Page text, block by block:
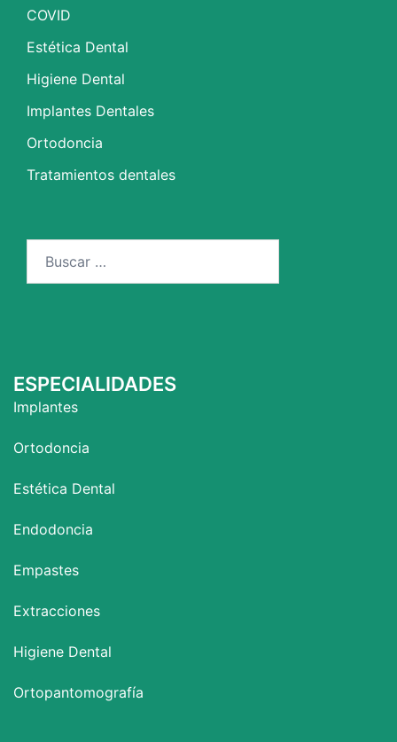
COVID
Estética Dental
Higiene Dental
Implantes Dentales
Ortodoncia
Tratamientos dentales
ESPECIALIDADES
Implantes
Ortodoncia
Estética Dental
Endodoncia
Empastes
Extracciones
Higiene Dental
Ortopantomografía